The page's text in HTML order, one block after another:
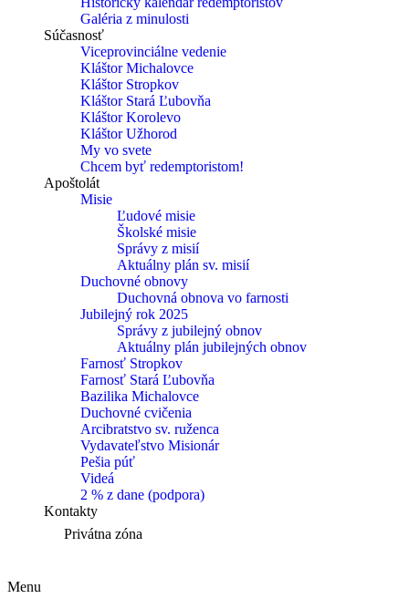
Galéria z minulosti
Súčasnosť
Viceprovinciálne vedenie
Kláštor Michalovce
Kláštor Stropkov
Kláštor Stará Ľubovňa
Kláštor Korolevo
Kláštor Užhorod
My vo svete
Chcem byť redemptoristom!
Apoštolát
Misie
Ľudové misie
Školské misie
Správy z misií
Aktuálny plán sv. misií
Duchovné obnovy
Duchovná obnova vo farnosti
Jubilejný rok 2025
Správy z jubilejný obnov
Aktuálny plán jubilejných obnov
Farnosť Stropkov
Farnosť Stará Ľubovňa
Bazilika Michalovce
Duchovné cvičenia
Arcibratstvo sv. ruženca
Vydavateľstvo Misionár
Pešia púť
Videá
2 % z dane (podpora)
Kontakty
Privátna zóna
Menu